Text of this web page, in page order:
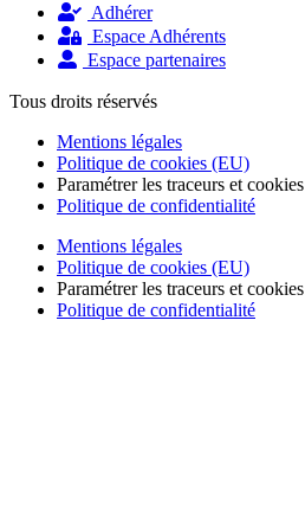
Adhérer
Espace Adhérents
Espace partenaires
Tous droits réservés
Mentions légales
Politique de cookies (EU)
Paramétrer les traceurs et cookies
Politique de confidentialité
Mentions légales
Politique de cookies (EU)
Paramétrer les traceurs et cookies
Politique de confidentialité